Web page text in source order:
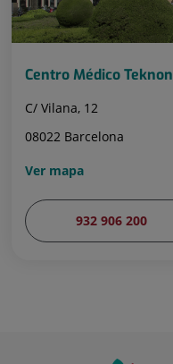
Centro Médico Teknon
C/ Vilana, 12
08022 Barcelona
Ver mapa
932 906 200